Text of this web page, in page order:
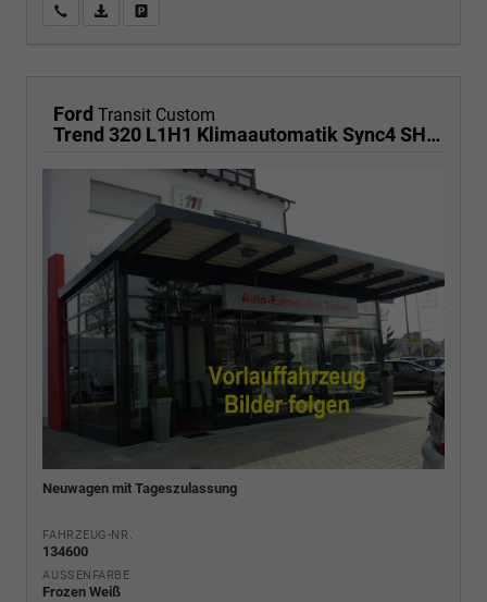
Wir rufen Sie anPDF-Fahrzeugexposé drucken
Ford Transit Custom
Trend 320 L1H1 Klimaautomatik Sync4 SHZ 2 x Einparkhilfe Kamera 5JG
Neuwagen mit Tageszulassung
FAHRZEUG-NR.
134600
AUSSENFARBE
Frozen Weiß